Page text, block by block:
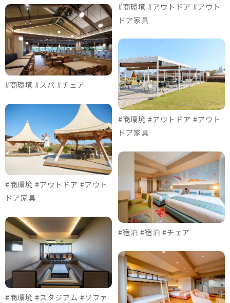
#商環境 #スパ #チェア
#商環境 #アウトドア #アウト
ドア家具
#商環境 #スタジアム #ソファ
#商環境 #アウトドア #アウト
ドア家具
#商環境 #アウトドア #アウト
ドア家具
#宿泊 #宿泊 #チェア